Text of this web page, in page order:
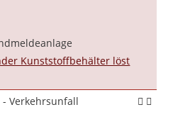
Kunststoffbehälter löst
- Verkehrsunfall